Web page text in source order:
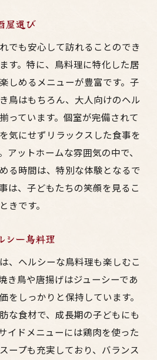
屋選び
でも安心して訪れることのでき
す。特に、鳥料理に特化した居
しめるメニューが豊富です。子
鳥はもちろん、大人向けのヘル
っています。個室が完備されて
気にせずリラックスした食事を
アットホームな雰囲気の中で、
る時間は、特別な体験となるで
は、子どもたちの笑顔を見るこ
きです。
シー鳥料理
、ヘルシーな鳥料理も楽しむこ
き鳥や唐揚げはジューシーであ
をしっかりと保持しています。
な食材で、成長期の子どもにも
イドメニューには鶏肉を使った
ープも充実しており、バランス